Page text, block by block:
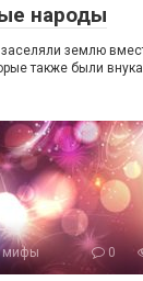
народы
землю
также были
мифы 0